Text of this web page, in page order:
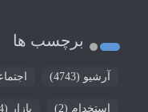
برچسب ها
آرشیو (4743)
استخدام (2) بازار (404)